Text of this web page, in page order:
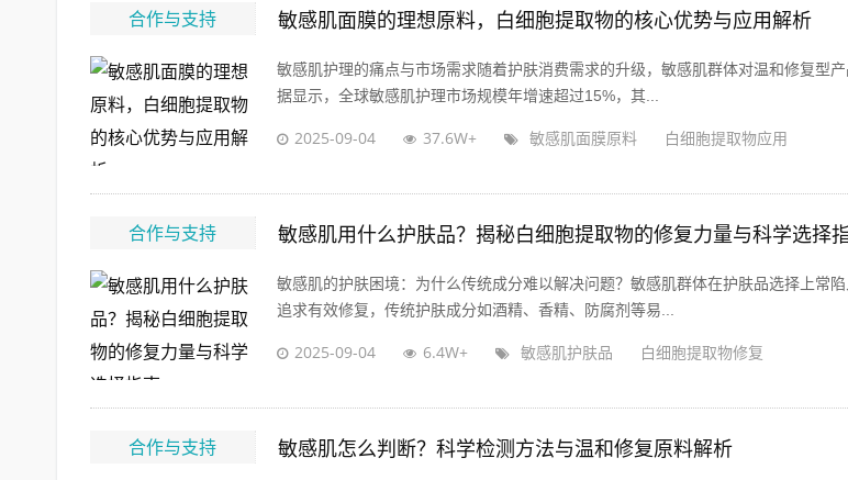
合作与支持 敏感肌面膜的理想原料，白细胞提取物的核心优势与应用解析
敏感肌护理的痛点与市场需求随着护肤消费需求的升级，敏感肌群体对温和修复型
据显示，全球敏感肌护理市场规模年增速超过15%，其...
2025-09-04 37.6W+ 敏感肌面膜原料 白细胞提取物应用
合作与支持 敏感肌用什么护肤品？揭秘白细胞提取物的修复力量与科学选择
敏感肌的护肤困境：为什么传统成分难以解决问题？敏感肌群体在护肤品选择上常
追求有效修复，传统护肤成分如酒精、香精、防腐剂等易...
2025-09-04 6.4W+ 敏感肌护肤品 白细胞提取物修复
合作与支持 敏感肌怎么判断？科学检测方法与温和修复原料解析